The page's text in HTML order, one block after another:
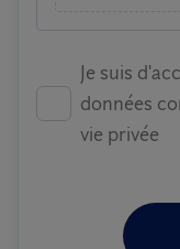
Je suis
données
vie privée